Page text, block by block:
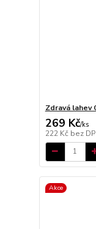
Zdravá lahev
269 Kč/ks
222 Kč bez
Akce